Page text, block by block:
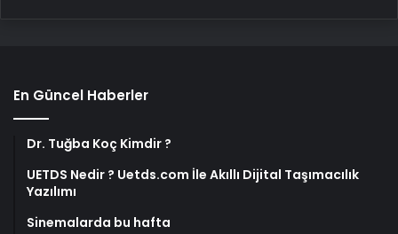
En Güncel Haberler
Dr. Tuğba Koç Kimdir ?
UETDS Nedir ? Uetds.com İle Akıllı Dijital Taşımacılık
Yazılımı
Sinemalarda bu hafta